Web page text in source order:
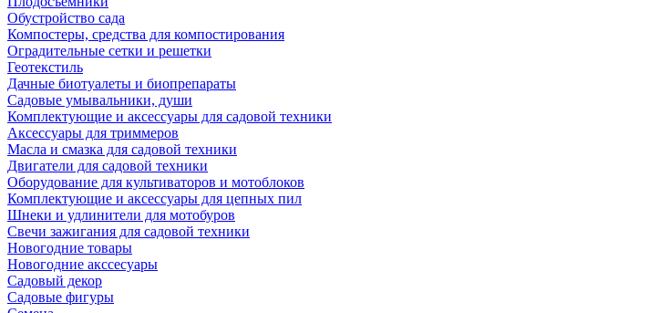
Обустройство сада
Компостеры, средства для компостирования
Оградительные сетки и решетки
Геотекстиль
Дачные биотуалеты и биопрепараты
Садовые умывальники, души
Комплектующие и аксессуары для садовой техники
Аксессуары для триммеров
Масла и смазка для садовой техники
Двигатели для садовой техники
Оборудование для культиваторов и мотоблоков
Комплектующие и аксессуары для цепных пил
Шнеки и удлинители для мотобуров
Свечи зажигания для садовой техники
Новогодние товары
Новогодние акссесуары
Садовый декор
Садовые фигуры